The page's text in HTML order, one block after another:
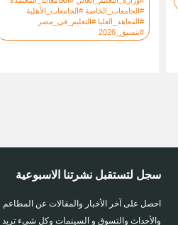
#الجامعات_الخاصة #الجامعات_الأهلية
#المعاهد_العليا #التعليم_في_مصر
#تنسيق_2026
سجل لتستقبل نشرتنا الاسبوعية
احصل على آخر الأخبار والمقالات عن المطاعم
والأحداث والتسوق و السينمات وكل شىء تريد